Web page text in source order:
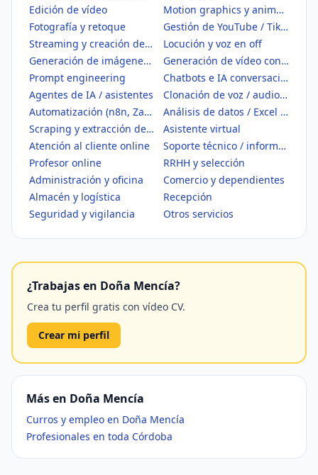
Edición de vídeo
Motion graphics y animación
Fotografía y retoque
Gestión de YouTube / TikTok
Streaming y creación de contenido
Locución y voz en off
Generación de imágenes con IA
Generación de vídeo con IA
Prompt engineering
Chatbots e IA conversacional
Agentes de IA / asistentes
Clonación de voz / audio IA
Automatización (n8n, Zapier, Make)
Análisis de datos / Excel / BI
Scraping y extracción de datos
Asistente virtual
Atención al cliente online
Soporte técnico / informático
Profesor online
RRHH y selección
Administración y oficina
Comercio y dependientes
Almacén y logística
Recepción
Seguridad y vigilancia
Otros servicios
¿Trabajas en Doña Mencía?
Crea tu perfil gratis con vídeo CV.
Crear mi perfil
Más en Doña Mencía
Curros y empleo en Doña Mencía
Profesionales en toda Córdoba